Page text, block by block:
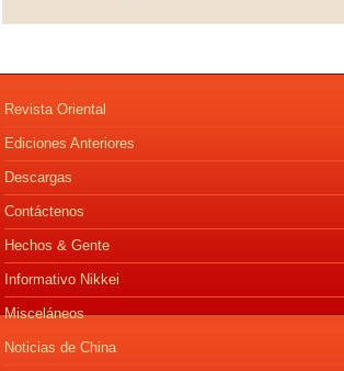
Revista Oriental
Ediciones Anteriores
Descargas
Contáctenos
Hechos & Gente
Informativo Nikkei
Misceláneos
Noticias de China